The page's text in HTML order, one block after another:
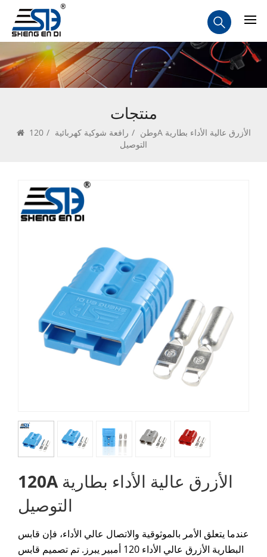
منتجات
وطن / رافعة شوكية كهربائية / 120A الأزرق عالية الأداء بطارية
التوصيل
120A الأزرق عالية الأداء بطارية
التوصيل
عندما يتعلق الأمر بالموثوقية والاتصال عالي الأداء، فإن قابس
البطارية الأزرق عالي الأداء 120 أمبير يبرز. تم تصميم قابس